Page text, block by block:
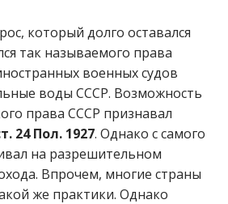
который долго оставался
так называемого права
военных судов
воды СССР. Возможность
права СССР признавал
24 Пол. 1927. Однако с самого
на разрешительном
Впрочем, многие страны
же практики. Однако